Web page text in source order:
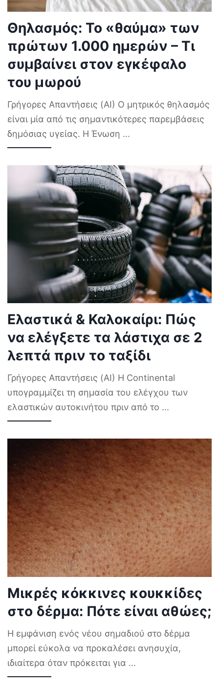
Θηλασμός: Το «θαύμα» των
πρώτων 1.000 ημερών – Τι
συμβαίνει στον εγκέφαλο
του μωρού
Γρήγορες Απαντήσεις (AI) Ο μητρικός θηλασμός
είναι μία από τις σημαντικότερες παρεμβάσεις
δημόσιας υγείας. Η Ένωση ...
Ελαστικά & Καλοκαίρι: Πώς
να ελέγξετε τα λάστιχα σε 2
λεπτά πριν το ταξίδι
Γρήγορες Απαντήσεις (AI) Η Continental
υπογραμμίζει τη σημασία του ελέγχου των
ελαστικών αυτοκινήτου πριν από το ...
Μικρές κόκκινες κουκκίδες
στο δέρμα: Πότε είναι αθώες;
Η εμφάνιση ενός νέου σημαδιού στο δέρμα
μπορεί εύκολα να προκαλέσει ανησυχία,
ιδιαίτερα όταν πρόκειται για ...